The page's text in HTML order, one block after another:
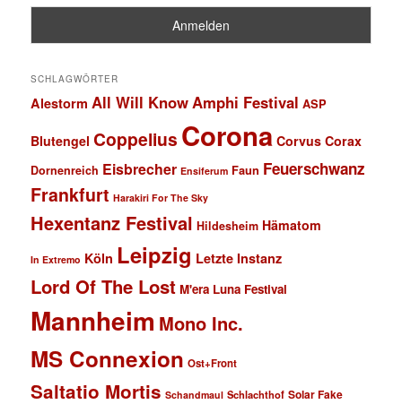
SCHLAGWÖRTER
Alestorm All Will KnowAmphi Festival ASP
Blutengel Coppelius Corona Corvus Corax
Dornenreich Eisbrecher Ensiferum Faun Feuerschwanz
Frankfurt Harakiri For The Sky
Hexentanz Festival Hildesheim Hämatom
In Extremo Köln Leipzig Letzte Instanz
Lord Of The Lost M'era Luna Festival
Mannheim Mono Inc.
MS Connexion Ost+Front
Saltatio Mortis Schandmaul Schlachthof Solar Fake